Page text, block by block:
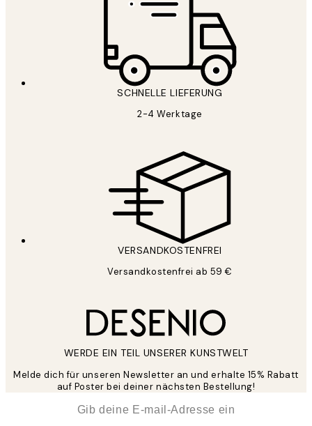
SCHNELLE LIEFERUNG
2-4 Werktage
VERSANDKOSTENFREI
Versandkostenfrei ab 59 €
WERDE EIN TEIL UNSERER KUNSTWELT
Melde dich für unseren Newsletter an und erhalte 15% Rabatt
auf Poster bei deiner nächsten Bestellung!